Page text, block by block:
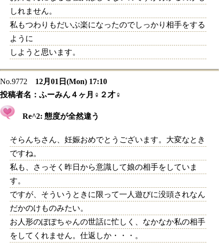
しれません。
私もつわりもだいぶ楽になったのでしっかり相手をする
ように
しようと思います。
No.9772
12月01日(Mon) 17:10
投稿者名： ふーみん４ヶ月♀２才♀
Re^2: 態度が全然違う
そらんちさん、妊娠おめでとうございます。大変なとき
ですね。
私も、さっそく昨日から意識して娘の相手をしていま
す。
ですが、そういうときに限って一人遊びに没頭されなん
だかのけものみたい。
お人形のぽぽちゃんの世話に忙しく、なかなか私の相手
をしてくれません。仕返しか・・・。